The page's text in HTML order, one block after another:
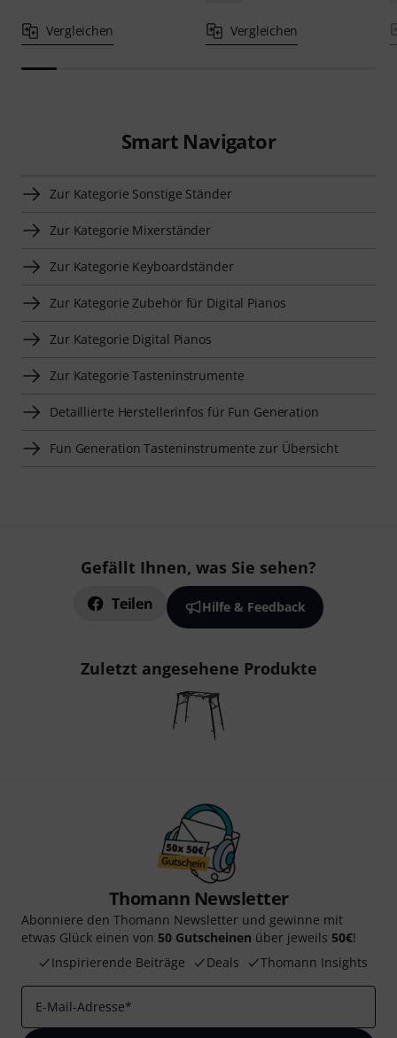
Vergleichen Vergleichen
Smart Navigator
Zur Kategorie Sonstige Ständer
Zur Kategorie Mixerständer
Zur Kategorie Keyboardständer
Zur Kategorie Zubehör für Digital Pianos
Zur Kategorie Digital Pianos
Zur Kategorie Tasteninstrumente
Detaillierte Herstellerinfos für Fun Generation
Fun Generation Tasteninstrumente zur Übersicht
Gefällt Ihnen, was Sie sehen?
Teilen Hilfe & Feedback
Zuletzt angesehene Produkte
Thomann Newsletter
Abonniere den Thomann Newsletter und gewinne mit
etwas Glück einen von 50 Gutscheinen über jeweils 50€!
Inspirierende Beiträge
Deals Thomann Insights
E-Mail-Adresse*